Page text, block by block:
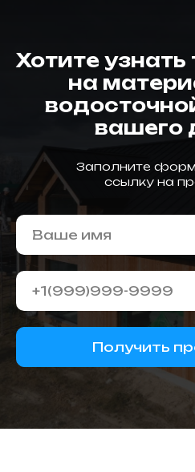
Хотите
на
вашего
Заполните
ссылку на
Получить